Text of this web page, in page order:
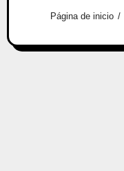
Página de inicio